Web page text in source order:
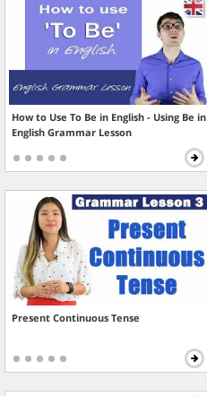
How to Use To Be in English - Using Be in
English Grammar Lesson
Present Continuous Tense